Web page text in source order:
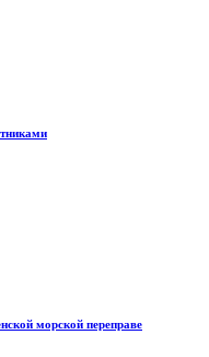
морской переправе